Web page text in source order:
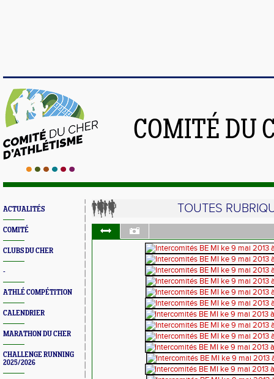
COMITÉ DU
ACTUALITÉS
COMITÉ
CLUBS DU CHER
-
ATHLÉ COMPÉTITION
CALENDRIER
MARATHON DU CHER
CHALLENGE RUNNING
2025/2026
TOUTES